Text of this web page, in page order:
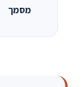
מסמך